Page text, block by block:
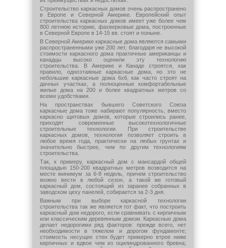
Строительство каркасных домов очень распространено
в Европе и Северной Америке. Европейский опыт
строительства каркасных домов имеет уже более чем
800 летнюю историю, фахверковые дома, построенные
в Северной Европе в 14-15 вв. стоят и поныне.
В Северной Америке каркасные дома являются самыми
распространенными уже 200 лет, благодаря не высокой
стоимости каркасного дома практичные американцы и
канадцы высоко оценили эту технологию
строительства. В Америке и Канаде строятся, как
правило, одноэтажные каркасные дома, но это не
небольшие каркасные дома 6х6, как часто строят на
дачных участках, а полноценные комфортабельные
жилые дома на 200 и более квадратных метров со
всеми удобствами.
На пространствах бывшего Советского Союза
каркасные дома тоже набирают популярность, вместо
каркасно щитовых домов, которые строились ранее,
приходят современные высокотехнологичные
строительные технологии. При строительстве
каркасных домов, технология позволяет строить в
любое время года, практически на любых грунтах и
значительно быстрее, чем по другим технологиям
строительства.
Так, к примеру, каркасный дом с мансардой общей
площадью 150-200 квадратных метров возводится на
месте минимум за 6-8 недель, причем строительство
можно вести в любой сезон, а такой же готовый
каркасный дом, состоящий из заранее собранных в
заводском цеху панелей, собирается за 2-3 дня.
Важным при выборе каркасной технологии
строительства так же является тот факт, что построить
каркасный дом недорого, если сравнивать с кирпичным
или классическим деревянным домом. Каркасные дома
делает недорогими ряд факторов: прежде всего, нет
необходимости в тяжелом и дорогом фундаменте;
стоимость несущих стен будет примерно втрое ниже
кирпичных и вдвое чем из оцилиндрованного бревна;